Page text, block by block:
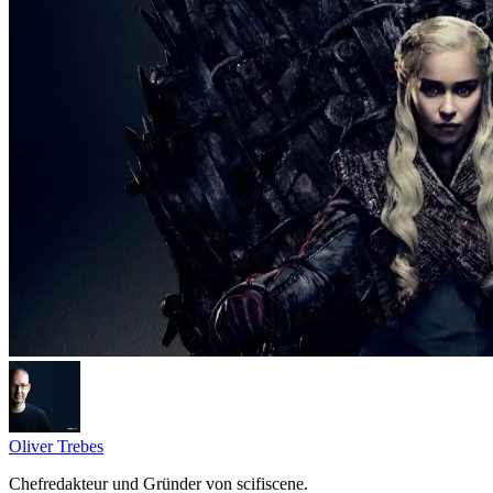
Oliver Trebes
Chefredakteur und Gründer von scifiscene.